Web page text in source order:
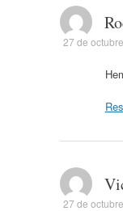
27 de
27 de